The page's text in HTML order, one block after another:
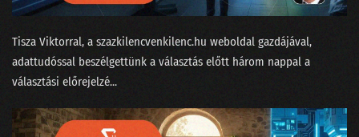
122 - Kézműves hamburgert minden zenerajongónak?
121 - Történetek Adatországból
120 - Most akkor a Facebook tényleg nem is veszélyes a társadalomra?
Tisza Viktorral⁠, a ⁠szazkilencvenkilenc.hu⁠ weboldal gazdájával,
adattudóssal beszélgettünk a választás előtt három nappal a
választási előrejelzé...